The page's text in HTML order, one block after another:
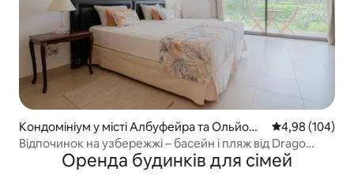
Кондомініум у місті Албуфейра та Ольйош
де Агу
Середня
4,98 (104)
Відпочинок на узбережжі – басейн і пляж від Drago
Оренда будинків для сімей